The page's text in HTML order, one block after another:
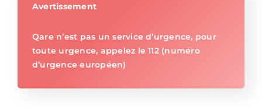
Avertissement
Qare n’est pas un service d’urgence, pour
toute urgence, appelez le 112 (numéro
d’urgence européen)